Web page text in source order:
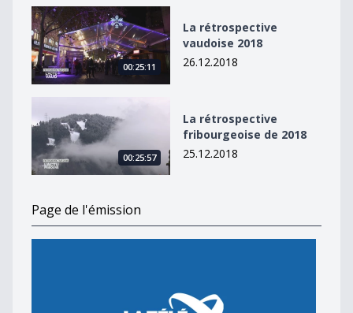
La rétrospective vaudoise 2018
00:25:11
La rétrospective
vaudoise 2018
26.12.2018
00:25:57
La rétrospective
fribourgeoise de 2018
25.12.2018
Page de l'émission